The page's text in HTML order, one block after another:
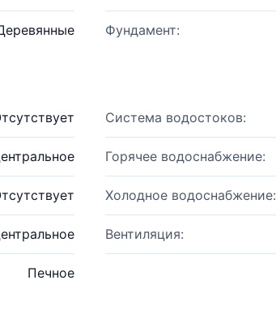
Фундамент:
Система водостоков:
Горячее водоснабжение:
Холодное водоснабжение:
Вентиляция:
Печное